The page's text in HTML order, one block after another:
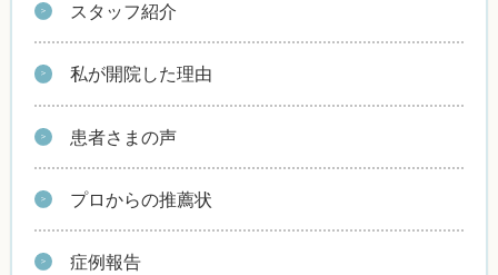
スタッフ紹介
私が開院した理由
患者さまの声
プロからの推薦状
症例報告